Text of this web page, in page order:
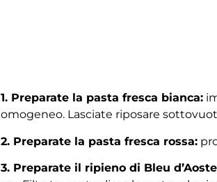
1. Preparate la pasta fresca bianca:
omogeneo. Lasciate riposare
2. Preparate la pasta fresca rossa:
3. Preparate il ripieno di Bleu